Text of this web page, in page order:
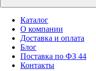
Каталог
О компании
Доставка и оплата
Блог
Поставка по ФЗ 44
Контакты